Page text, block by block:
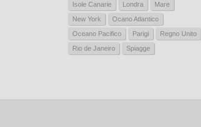
Isole Canarie
Londra
Mare
New York
Ocano Atlantico
Oceano Pacifico
Parigi
Regno Unito
Rio de Janeiro
Spiagge